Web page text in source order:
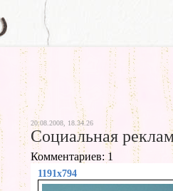
20.08.2008, 18.34.26
Социальная
Комментариев: 1
1191x794